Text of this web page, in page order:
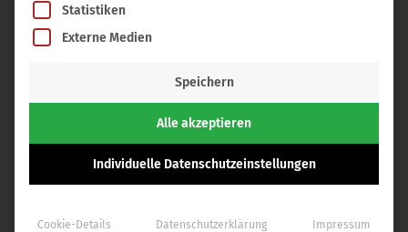
weitere Beiträge
Mala setzt sich vor der UNO für die Bildung
der Frauen in aller Welt ein
Die damals 14-jährige Mala, damals schon Bloggerin
für Frauenrechte sehr engagiert, wurde in Pakistan
verletzt. Sie überlebte und setzt…
Statistiken
Externe Medien
Speichern
Alle akzeptieren
Individuelle Datenschutzeinstellungen
Cookie-Details Datenschutzerklärung Impressum